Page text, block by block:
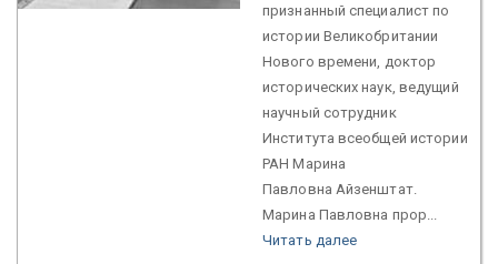
признанный специалист по
истории Великобритании
Нового времени, доктор
исторических наук, ведущий
научный сотрудник
Института всеобщей истории
РАН Марина
Павловна Айзенштат.
Марина Павловна прор...
Читать далее